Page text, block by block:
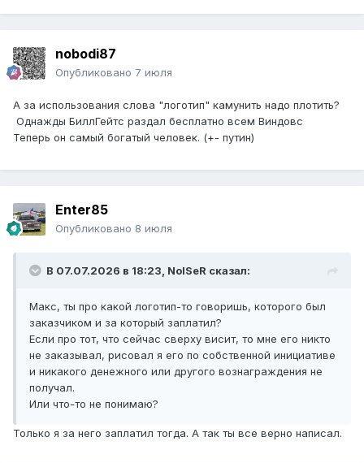
nobodi87
Опубликовано 7 июля
А за использования слова "логотип" камунить надо плотить?
Однажды БиллГейтс раздал бесплатно всем Виндовс
Теперь он самый богатый человек. (+- путин)
Enter85
Опубликовано 8 июля
В 07.07.2026 в 18:23, NoISeR сказал:
Макс, ты про какой логотип-то говоришь, которого был
заказчиком и за который заплатил?
Если про тот, что сейчас сверху висит, то мне его никто
не заказывал, рисовал я его по собственной инициативе
и никакого денежного или другого вознаграждения не
получал.
Или что-то не понимаю?
Только я за него заплатил тогда. А так ты все верно написал.